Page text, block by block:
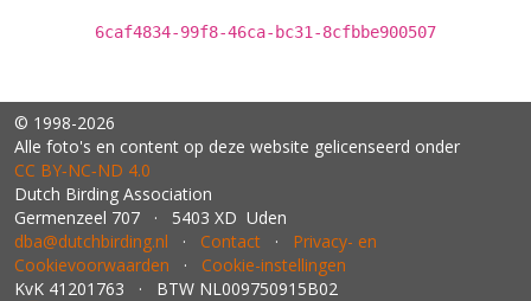
6caf4834-99f8-46ca-bc31-8cfbbe900507
© 1998-2026
Alle foto's en content op deze website gelicenseerd onder
CC BY‑NC‑ND 4.0
Dutch Birding Association
Germenzeel 707 · 5403 XD Uden
dba@dutchbirding.nl · Contact · Privacy- en
Cookievoorwaarden · Cookie-instellingen
KvK 41201763 · BTW NL009750915B02